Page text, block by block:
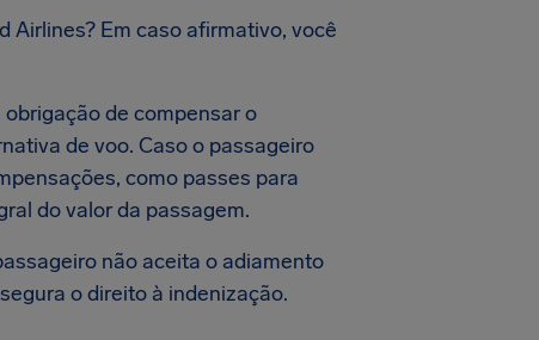
Airlines? Em caso afirmativo, você
de compensar o
de voo. Caso o passageiro
como passes para
do valor da passagem.
não aceita o adiamento
o direito à indenização.